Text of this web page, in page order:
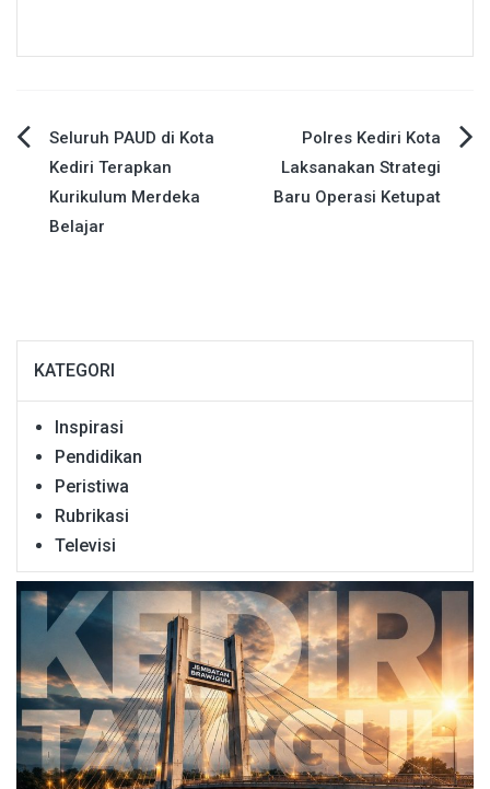
Navigasi
pos
Seluruh PAUD di Kota
Kediri Terapkan
Kurikulum Merdeka
Belajar
Polres Kediri Kota
Laksanakan Strategi
Baru Operasi Ketupat
KATEGORI
Inspirasi
Pendidikan
Peristiwa
Rubrikasi
Televisi